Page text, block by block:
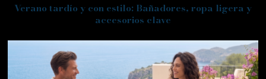
Verano tardío y con estilo: Bañadores, ropa ligera y
accesorios clave